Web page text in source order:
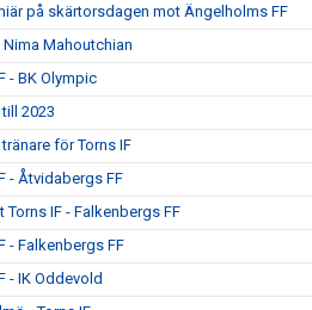
på skärtorsdagen mot Ängelholms FF
Mahoutchian
- BK Olympic
2023
för Torns IF
- Åtvidabergs FF
Torns IF - Falkenbergs FF
- Falkenbergs FF
- IK Oddevold